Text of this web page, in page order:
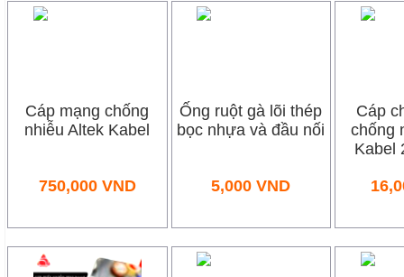
Cáp mạng chống
nhiễu Altek Kabel
750,000VND
Ống ruột gà lõi thép
bọc nhựa và đầu nối
5,000 VND
Cáp
chống
Kabel